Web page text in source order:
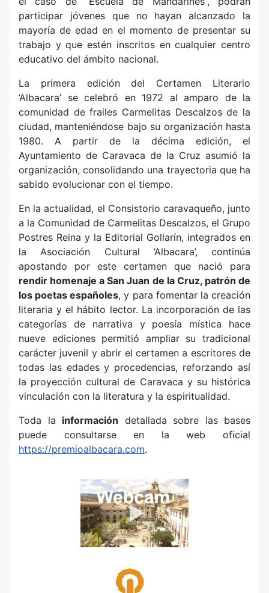
participar jóvenes que no hayan alcanzado la
mayoría de edad en el momento de presentar su
trabajo y que estén inscritos en cualquier centro
educativo del ámbito nacional.
La primera edición del Certamen Literario
‘Albacara’ se celebró en 1972 al amparo de la
comunidad de frailes Carmelitas Descalzos de la
ciudad, manteniéndose bajo su organización hasta
1980. A partir de la décima edición, el
Ayuntamiento de Caravaca de la Cruz asumió la
organización, consolidando una trayectoria que ha
sabido evolucionar con el tiempo.
En la actualidad, el Consistorio caravaqueño, junto
a la Comunidad de Carmelitas Descalzos, el Grupo
Postres Reina y la Editorial Gollarín, integrados en
la Asociación Cultural ‘Albacara’, continúa
apostando por este certamen que nació para
rendir homenaje a San Juan de la Cruz, patrón de
los poetas españoles, y para fomentar la creación
literaria y el hábito lector. La incorporación de las
categorías de narrativa y poesía mística hace
nueve ediciones permitió ampliar su tradicional
carácter juvenil y abrir el certamen a escritores de
todas las edades y procedencias, reforzando así
la proyección cultural de Caravaca y su histórica
vinculación con la literatura y la espiritualidad.
Toda la información detallada sobre las bases
puede consultarse en la web oficial
https://premioalbacara.com.